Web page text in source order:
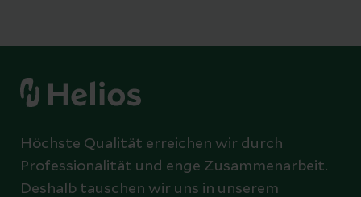
Höchste Qualität erreichen wir durch
Professionalität und enge Zusammenarbeit.
Deshalb tauschen wir uns in unserem